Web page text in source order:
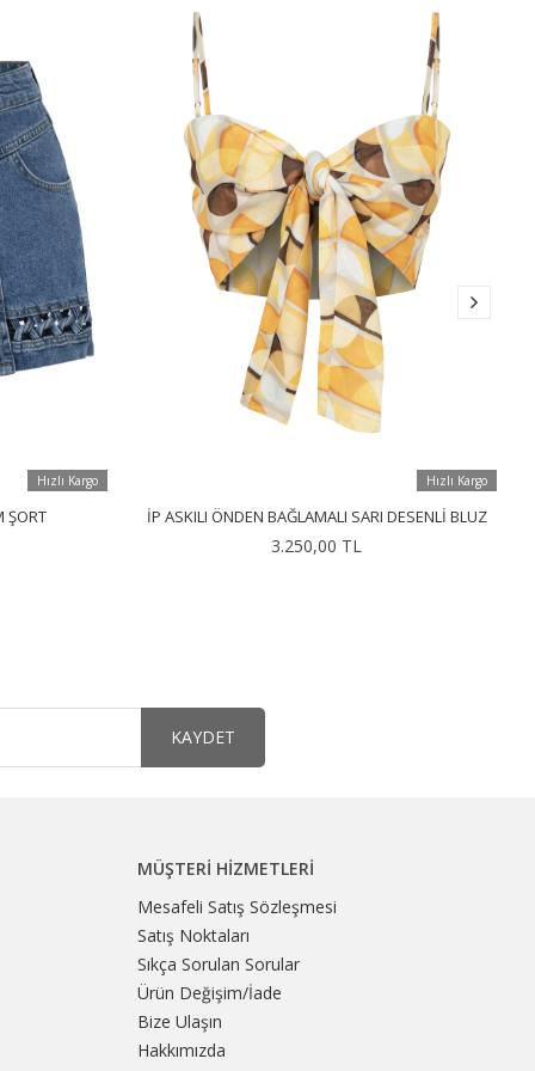
Hızlı Kargo
ŞORT
Hızlı Kargo
İP ASKILI ÖNDEN BAĞLAMALI SARI DESENLI BLUZ
3.250,00 TL
KAYDET
MÜŞTERI HIZMETLERI
Mesafeli Satış Sözleşmesi
Satış Noktaları
Sıkça Sorulan Sorular
Ürün Değişim/İade
Bize Ulaşın
Hakkımızda